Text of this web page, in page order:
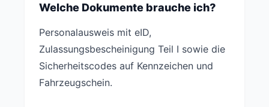
Welche Dokumente brauche ich?
Personalausweis mit eID,
Zulassungsbescheinigung Teil I sowie die
Sicherheitscodes auf Kennzeichen und
Fahrzeugschein.